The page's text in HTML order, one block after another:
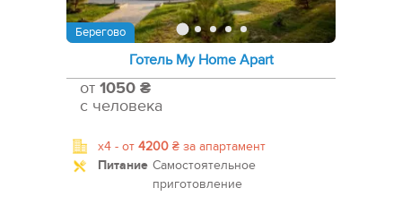
Берегово
Готель My Home Apart
от 1050 ₴
с человека
x4 - от 4200 ₴ за апартамент
Питание Самостоятельное
приготовление